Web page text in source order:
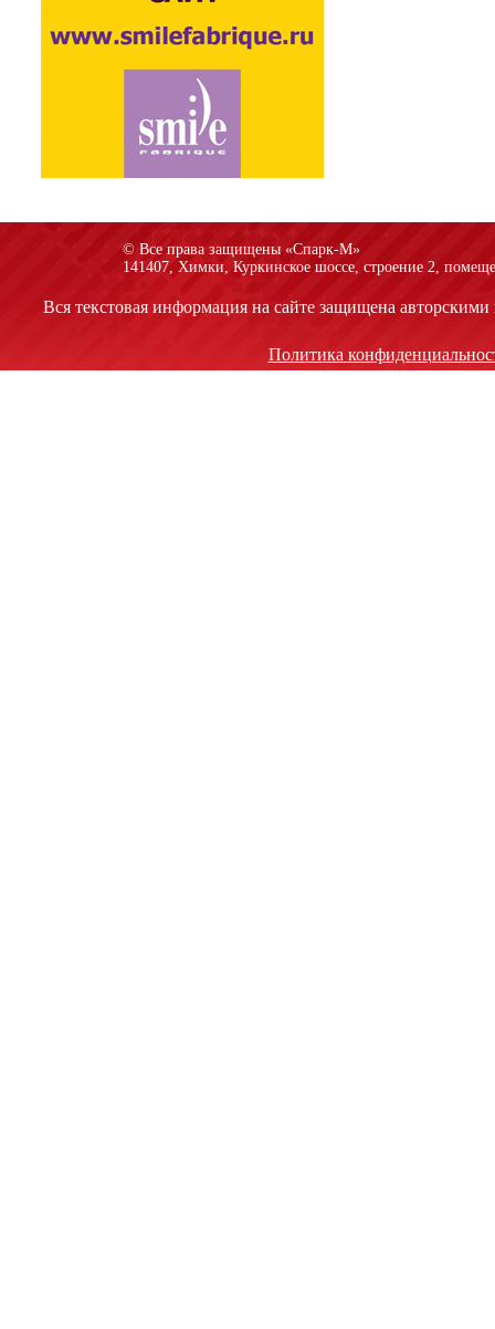
© Все права защищены «Спарк-M»
141407, Химки, Куркинское шоссе, строение 2,
Вся текстовая информация на сайте защищена
Политика